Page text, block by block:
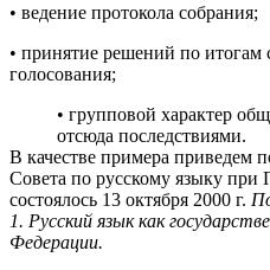
• ведение протокола собрания;
• принятие решений по итогам
голосования;
• групповой характер
отсюда последствиями.
В качестве примера приведем
Совета по русскому языку при
состоялось 13 октября 2000 г.
1. Русский язык как
Федерации.